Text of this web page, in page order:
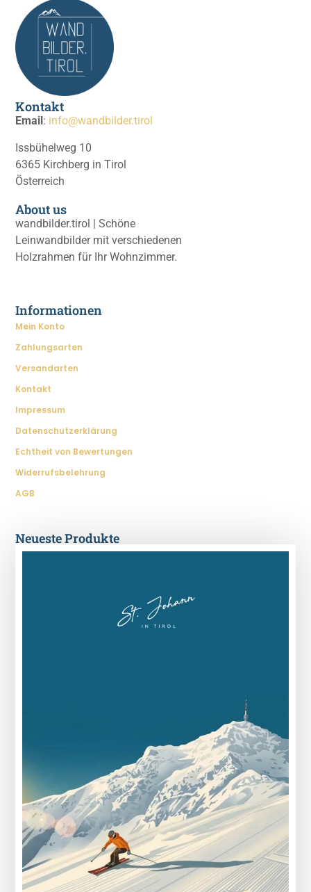
Kontakt
Email: info@wandbilder.tirol
Issbühelweg 10
6365 Kirchberg in Tirol
Österreich
About us
wandbilder.tirol | Schöne
Leinwandbilder mit verschiedenen
Holzrahmen für Ihr Wohnzimmer.
Informationen
Mein Konto
Zahlungsarten
Versandarten
Kontakt
Impressum
Datenschutzerklärung
Echtheit von Bewertungen
Widerrufsbelehrung
AGB
Neueste Produkte